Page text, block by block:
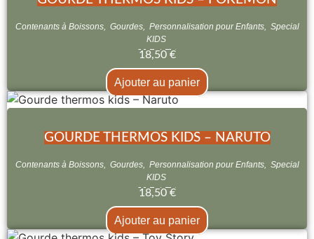
Contenants à Boissons, Gourdes, Personnalisation pour Enfants, Special
KIDS
18,50 €
Ajouter au panier
GOURDE THERMOS KIDS – NARUTO
Contenants à Boissons, Gourdes, Personnalisation pour Enfants, Special
KIDS
18,50 €
Ajouter au panier